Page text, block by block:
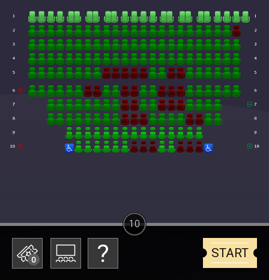
0 START
10